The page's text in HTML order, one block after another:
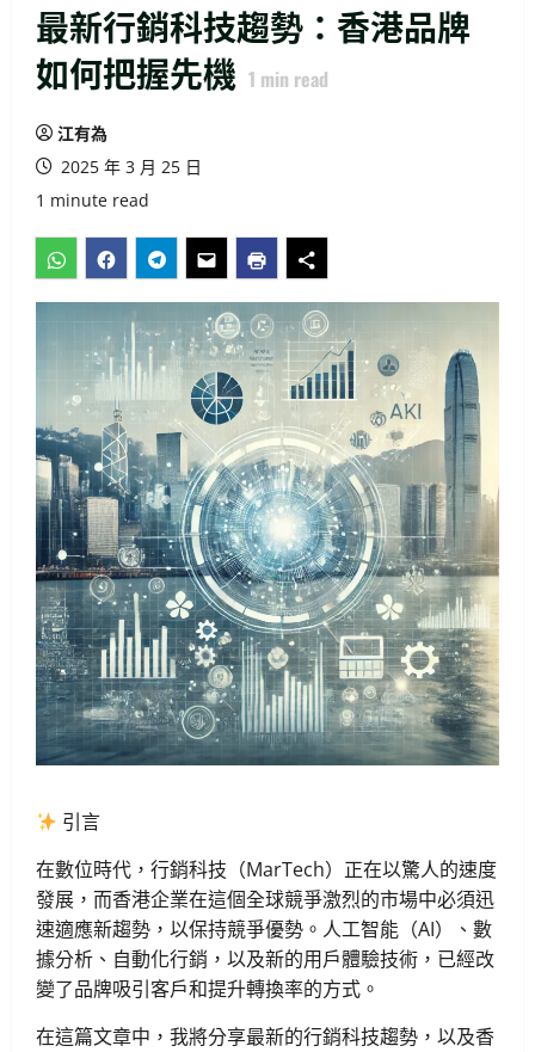
最新行銷科技趨勢：香港品牌
如何把握先機 1 min read
江有為
2025 年 3 月 25 日
1 minute read
引言
在數位時代，行銷科技（MarTech）正在以驚人的速度
發展，而香港企業在這個全球競爭激烈的市場中必須迅
速適應新趨勢，以保持競爭優勢。人工智能（AI）、數
據分析、自動化行銷，以及新的用戶體驗技術，已經改
變了品牌吸引客戶和提升轉換率的方式。
在這篇文章中，我將分享最新的行銷科技趨勢，以及香